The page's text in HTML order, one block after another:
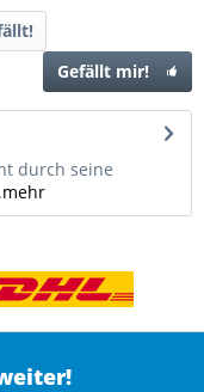
Gefällt mir!
durch seine
mehr